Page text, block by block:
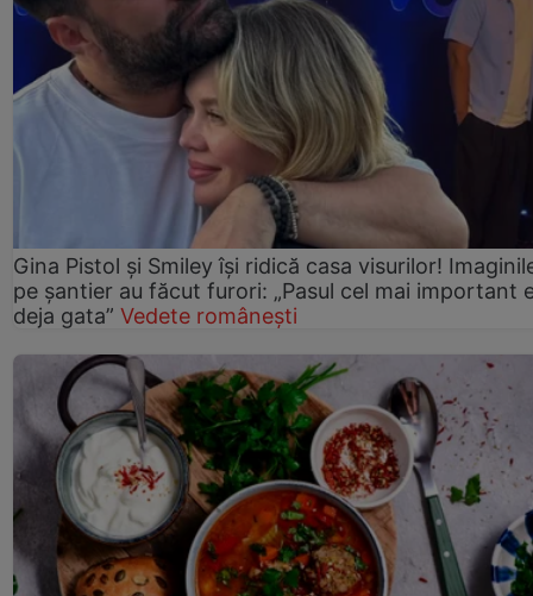
Gina Pistol și Smiley își ridică casa visurilor!
pe șantier au făcut furori: „Pasul cel mai important
deja gata” Vedete românești